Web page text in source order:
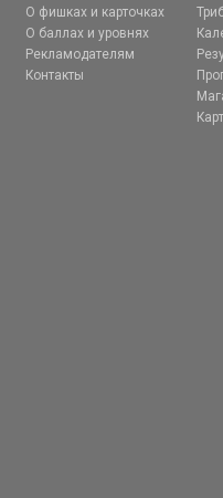
О фишках и карточках
О баллах и уровнях
Рекламодателям
Контакты